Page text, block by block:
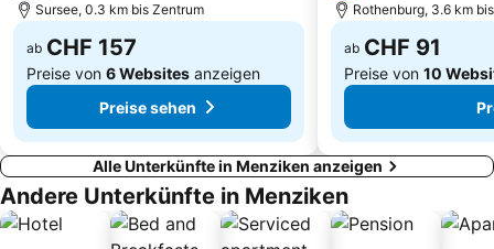
Sursee, 0.3 km bis Zentrum
ab CHF 157
Preise von 6 Websites anzeigen
Preise sehen
Rothenburg, 3.6 km
ab CHF 91
Preise von 10
Alle Unterkünfte in Menziken anzeigen
Andere Unterkünfte in Menziken